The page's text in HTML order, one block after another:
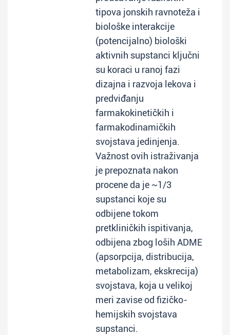
tipova jonskih ravnoteža i
biološke interakcije
(potencijalno) biološki
aktivnih supstanci ključni
su koraci u ranoj fazi
dizajna i razvoja lekova i
predviđanju
farmakokinetičkih i
farmakodinamičkih
svojstava jedinjenja.
Važnost ovih istraživanja
je prepoznata nakon
procene da je ~1/3
supstanci koje su
odbijene tokom
pretkliničkih ispitivanja,
odbijena zbog loših ADME
(apsorpcija, distribucija,
metabolizam, ekskrecija)
svojstava, koja u velikoj
meri zavise od fizičko-
hemijskih svojstava
supstanci.